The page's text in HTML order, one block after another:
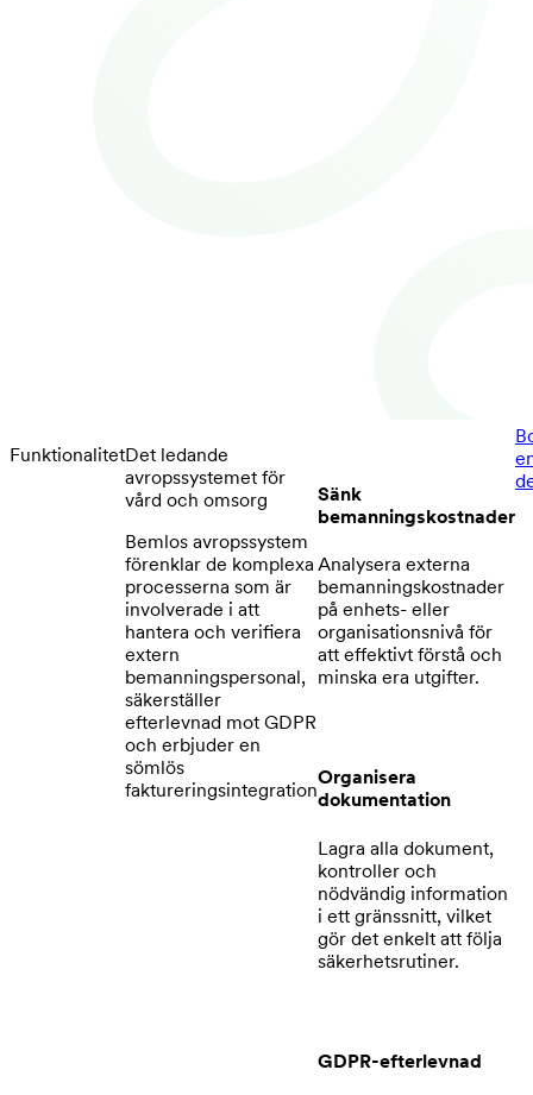
FunktionalitetDet ledande
avropssystemet för
vård och omsorg
Bemlos avropssystem
förenklar de komplexa
processerna som är
involverade i att
hantera och verifiera
extern
bemanningspersonal,
säkerställer
efterlevnad mot GDPR
och erbjuder en
sömlös
faktureringsintegration
Sänk
bemanningskostnader
Analysera externa
bemanningskostnader
på enhets- eller
organisationsnivå för
att effektivt förstå och
minska era utgifter.
Organisera
dokumentation
Lagra alla dokument,
kontroller och
nödvändig information
i ett gränssnitt, vilket
gör det enkelt att följa
säkerhetsrutiner.
GDPR-efterlevnad